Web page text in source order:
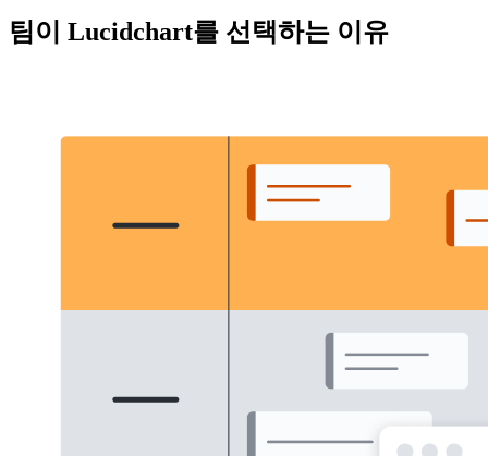
팀이 Lucidchart를 선택하는 이유